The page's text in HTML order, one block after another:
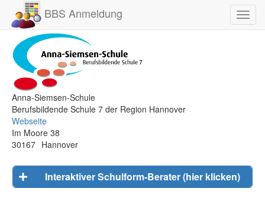
BBS Anmeldung
Anna-Siemsen-Schule
Berufsbildende Schule 7 der Region Hannover
Webseite
Im Moore 38
30167 Hannover
Interaktiver Schulform-Berater (hier klicken)